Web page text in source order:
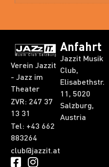
Verein Jazzit
- Jazz im
Theater
ZVR: 247 37
13 31​
Tel: +43 662
883264
club@jazzit.at
Anfahrt
Jazzit Musik
Club,
Elisabethstr.
11, 5020
Salzburg,
Austria